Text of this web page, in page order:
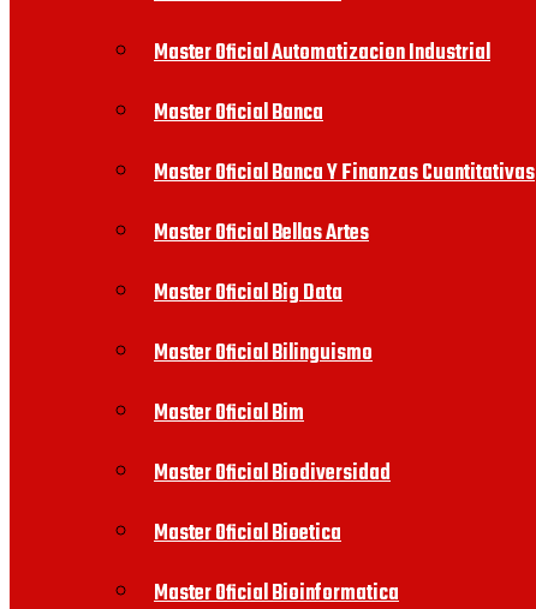
Master Oficial Automatizacion Industrial
Master Oficial Banca
Master Oficial Banca Y Finanzas Cuantitativas
Master Oficial Bellas Artes
Master Oficial Big Data
Master Oficial Bilinguismo
Master Oficial Bim
Master Oficial Biodiversidad
Master Oficial Bioetica
Master Oficial Bioinformatica